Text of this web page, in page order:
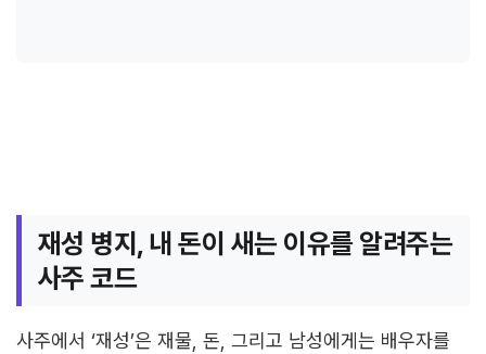
재성 병지, 내 돈이 새는 이유를 알려주는
사주 코드
사주에서 ‘재성’은 재물, 돈, 그리고 남성에게는 배우자를